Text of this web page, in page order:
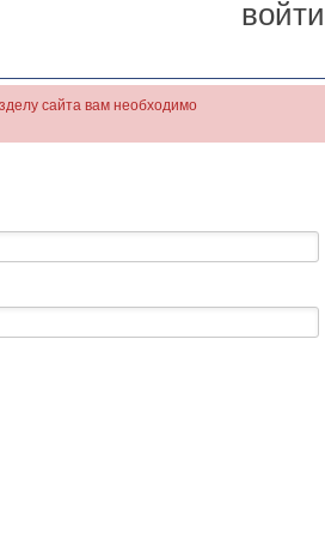
войти
сайта вам необходимо